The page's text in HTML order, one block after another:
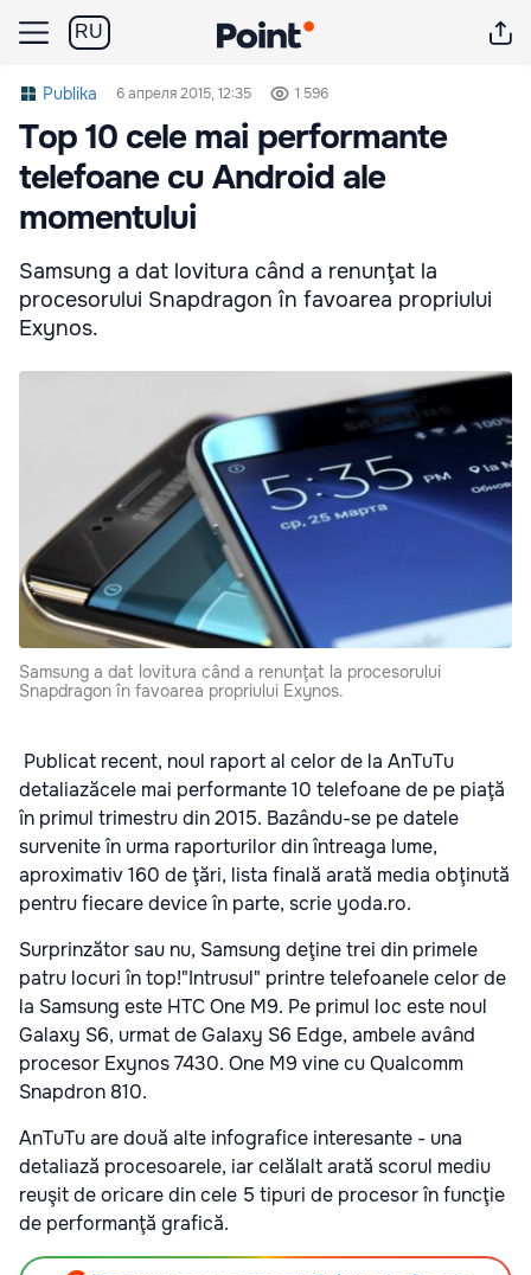
RU
Publika 6 апреля 2015, 12:35 1 596
Top 10 cele mai performante
telefoane cu Android ale
momentului
Samsung a dat lovitura când a renunţat la
procesorului Snapdragon în favoarea propriului
Exynos.
Samsung a dat lovitura când a renunţat la procesorului
Snapdragon în favoarea propriului Exynos.
Publicat recent, noul raport al celor de la AnTuTu
detaliazăcele mai performante 10 telefoane de pe piaţă
în primul trimestru din 2015. Bazându-se pe datele
survenite în urma raporturilor din întreaga lume,
aproximativ 160 de ţări, lista finală arată media obţinută
pentru fiecare device în parte, scrie yoda.ro.
Surprinzător sau nu, Samsung deţine trei din primele
patru locuri în top!"Intrusul" printre telefoanele celor de
la Samsung este HTC One M9. Pe primul loc este noul
Galaxy S6, urmat de Galaxy S6 Edge, ambele având
procesor Exynos 7430. One M9 vine cu Qualcomm
Snapdron 810.
AnTuTu are două alte infografice interesante - una
detaliază procesoarele, iar celălalt arată scorul mediu
reuşit de oricare din cele 5 tipuri de procesor în funcţie
de performanţă grafică.